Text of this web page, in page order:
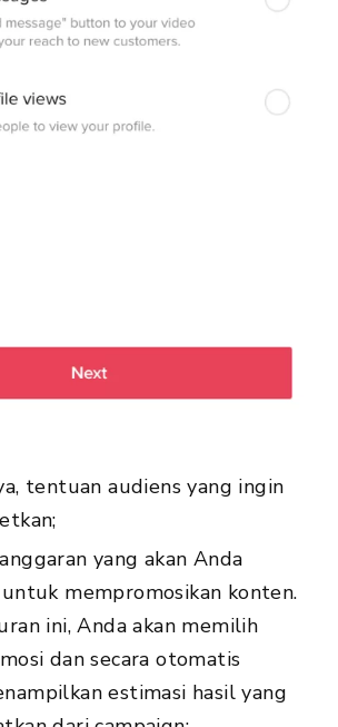
tentuan audiens yang ingin
yang akan Anda
mempromosikan konten.
ini, Anda akan memilih
dan secara otomatis
estimasi hasil yang